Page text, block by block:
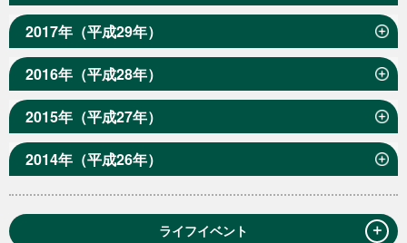
2017年（平成29年）
2016年（平成28年）
2015年（平成27年）
2014年（平成26年）
ライフイベント ＋